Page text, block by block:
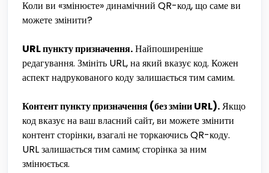
Коли ви «змінюєте» динамічний QR-код, що саме ви
можете змінити?
URL пункту призначення.Найпоширеніше
редагування. Змініть URL, на який вказує код. Кожен
аспект надрукованого коду залишається тим самим.
Контент пункту призначення (без зміни URL).Якщо
код вказує на ваш власний сайт, ви можете змінити
контент сторінки, взагалі не торкаючись QR-коду.
URL залишається тим самим; сторінка за ним
змінюється.